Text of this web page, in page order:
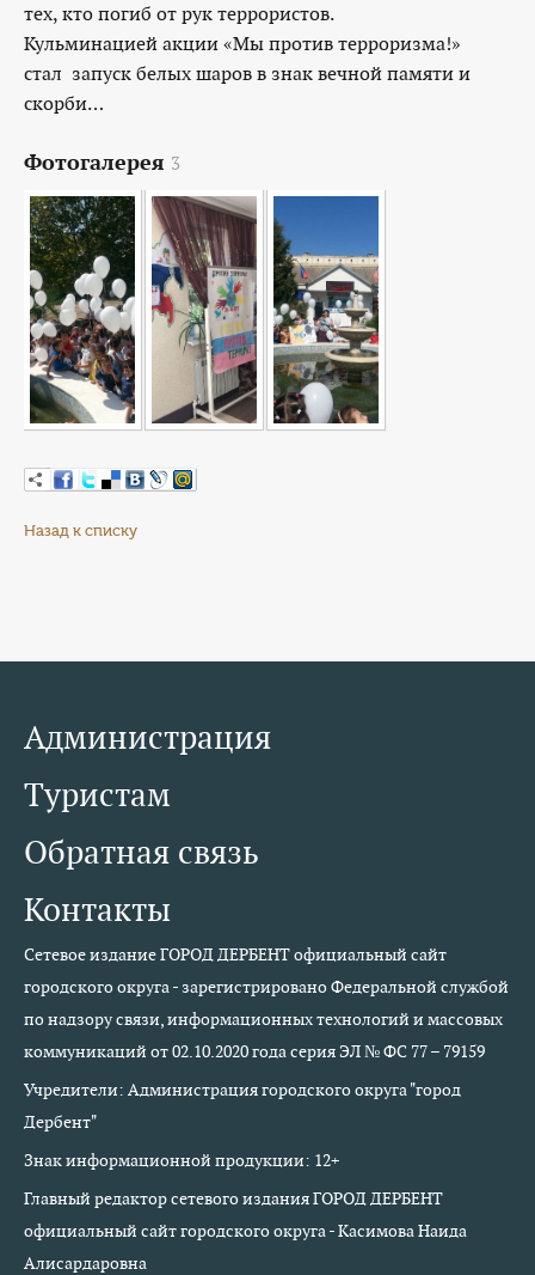
тех, кто погиб от рук террористов.
Кульминацией акции «Мы против терроризма!»
стал запуск белых шаров в знак вечной памяти и
скорби…
Фотогалерея 3
Назад к списку
Администрация
Туристам
Обратная связь
Контакты
Сетевое издание ГОРОД ДЕРБЕНТ официальный сайт
городского округа - зарегистрировано Федеральной службой
по надзору связи, информационных технологий и массовых
коммуникаций от 02.10.2020 года серия ЭЛ № ФС 77 – 79159
Учредители: Администрация городского округа "город
Дербент"
Знак информационной продукции: 12+
Главный редактор сетевого издания ГОРОД ДЕРБЕНТ
официальный сайт городского округа - Касимова Наида
Алисардаровна